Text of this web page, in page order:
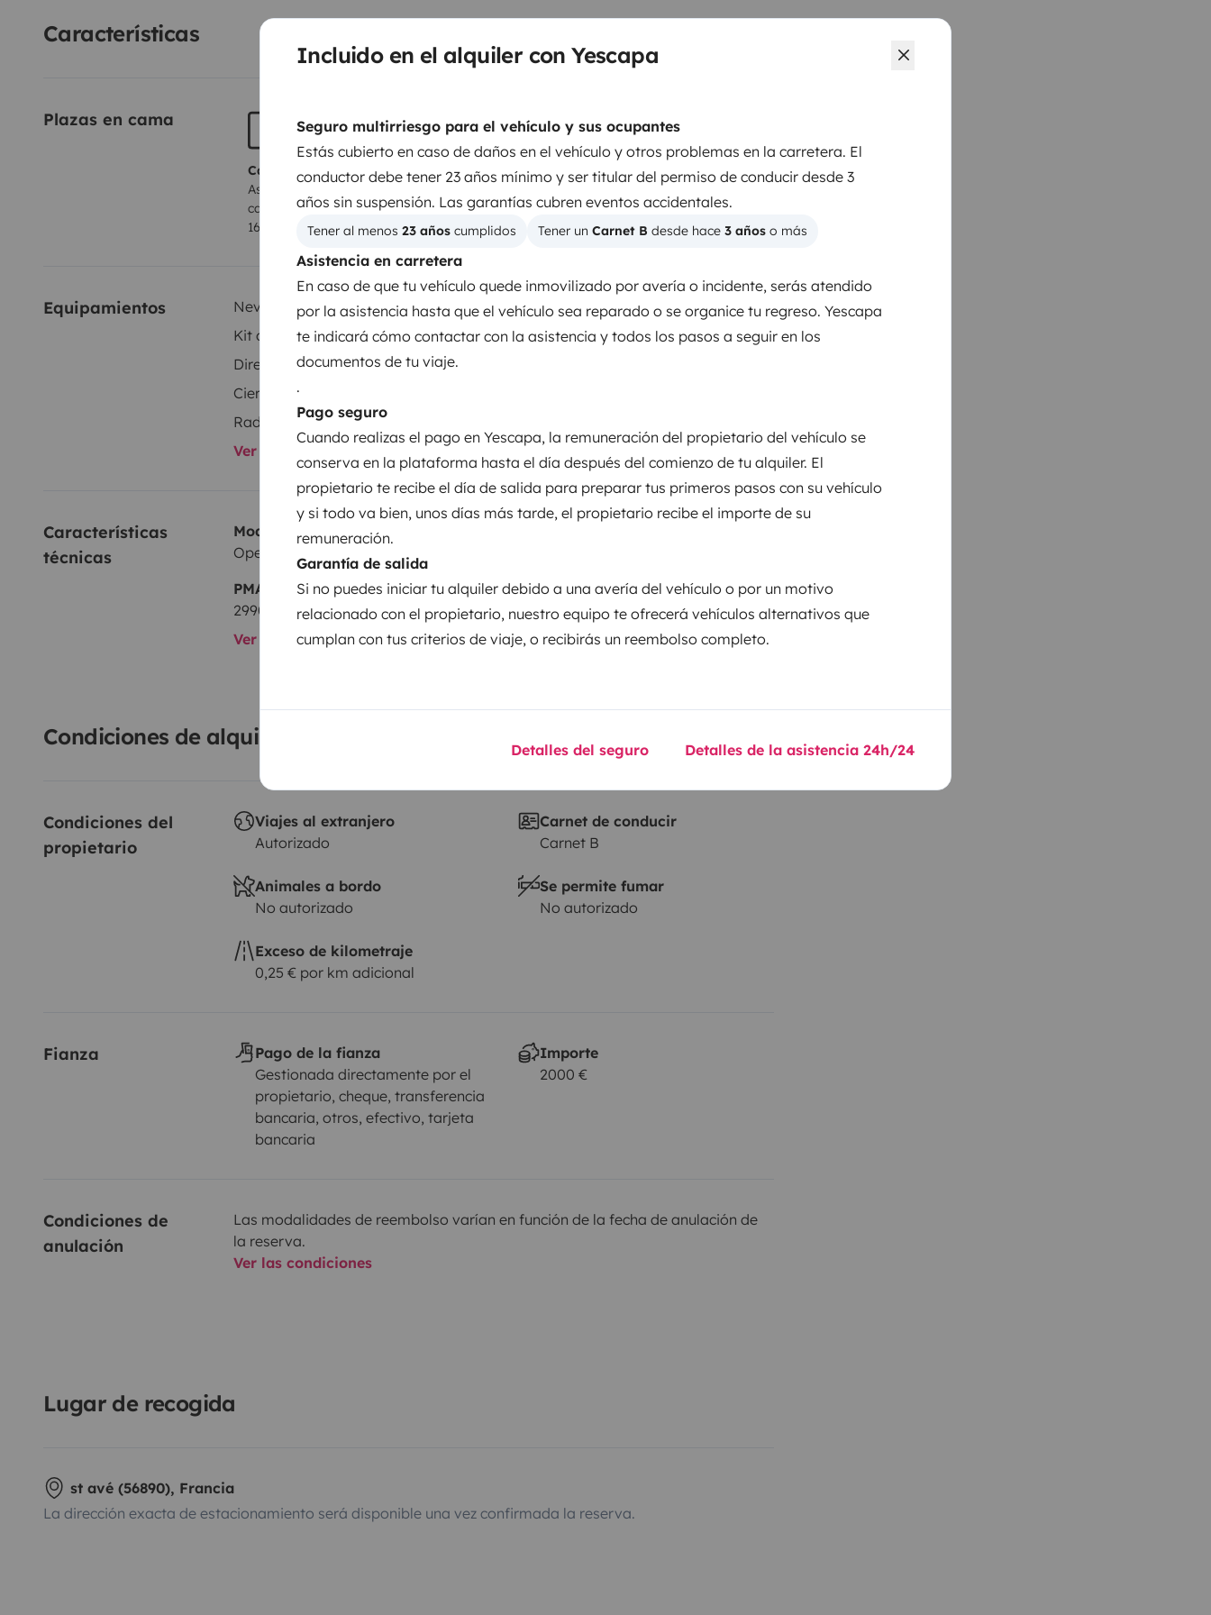
Incluido en el alquiler con Yescapa
Seguro multirriesgo para el vehículo y sus ocupantes
Estás cubierto en caso de daños en el vehículo y otros problemas en la carretera. El
conductor debe tener 23 años mínimo y ser titular del permiso de conducir desde 3
años sin suspensión. Las garantías cubren eventos accidentales.
Tener al menos 23 años cumplidos Tener un Carnet B desde hace 3 años o más
Asistencia en carretera
En caso de que tu vehículo quede inmovilizado por avería o incidente, serás atendido
por la asistencia hasta que el vehículo sea reparado o se organice tu regreso. Yescapa
te indicará cómo contactar con la asistencia y todos los pasos a seguir en los
documentos de tu viaje.
.
Pago seguro
Cuando realizas el pago en Yescapa, la remuneración del propietario del vehículo se
conserva en la plataforma hasta el día después del comienzo de tu alquiler. El
propietario te recibe el día de salida para preparar tus primeros pasos con su vehículo
y si todo va bien, unos días más tarde, el propietario recibe el importe de su
remuneración.
Garantía de salida
Si no puedes iniciar tu alquiler debido a una avería del vehículo o por un motivo
relacionado con el propietario, nuestro equipo te ofrecerá vehículos alternativos que
cumplan con tus criterios de viaje, o recibirás un reembolso completo.
Detalles del seguro Detalles de la asistencia 24h/24
nuestras regiones!
Situado a menos de 10 minutos en autobús de la
estación.
Características
Plazas en cama
Camas 1
Asientos convertibles en
cama
160x190 cm
Equipamientos Nevera
Kit de vajilla
Kit de limpieza
Productos de consumo
Dirección asistida
Cierre centralizado
Radio
Ver todos los equipamientos
Características
técnicas
Modelo
Opel Vivaro L2 | 1.6 CDTI | 90cv
PMA:
2990 kg
Altura
1,97 m
Ver todas las características
Condiciones de alquiler
Condiciones del
propietario
Viajes al extranjero
Autorizado
Carnet de conducir
Carnet B
Animales a bordo
No autorizado
Se permite fumar
No autorizado
Exceso de kilometraje
0,25 € por km adicional
Fianza
Pago de la fianza
Gestionada directamente por el
propietario, cheque, transferencia
bancaria, otros, efectivo, tarjeta
bancaria
Importe
2000 €
Condiciones de
anulación
Las modalidades de reembolso varían en función de la fecha de anulación de
la reserva.
Ver las condiciones
Lugar de recogida
st avé (56890), Francia
La dirección exacta de estacionamiento será disponible una vez confirmada la reserva.